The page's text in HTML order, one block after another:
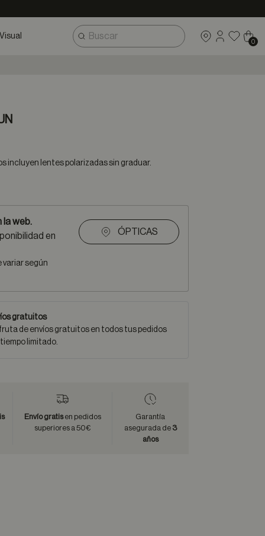
0
incluyen lentes polarizadas sin graduar.
la web.
en
variar según
ÓPTICAS
gratuitos
de envíos gratuitos en todos tus pedidos
limitado.
Envío gratisen pedidos
superiores a 50€
Garantía
asegurada de 3
años